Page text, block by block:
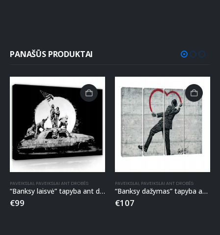
PANAŠŪS PRODUKTAI
PAVEIKSLAI, PAVEIKSLAI ANT DROBĖS
“Banksy laisvė” tapyba ant drobės
€99
PAVEIKSLAI, PAVEIKSLAI ANT DROBĖS
“Banksy dažymas” tapyba ant drobės
€107